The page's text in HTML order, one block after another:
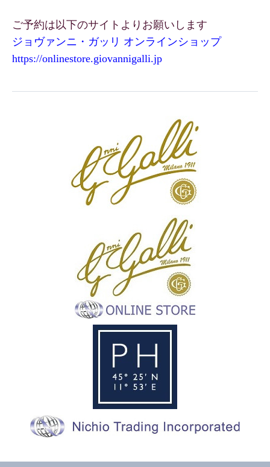
ご予約は以下のサイトよりお願いします
ジョヴァンニ・ガッリ オンラインショップ
https://onlinestore.giovannigalli.jp